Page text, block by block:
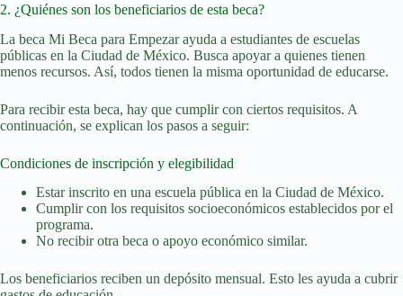
2. ¿Quiénes son los beneficiarios de esta beca?
La beca Mi Beca para Empezar ayuda a estudiantes de escuelas
públicas en la Ciudad de México. Busca apoyar a quienes tienen
menos recursos. Así, todos tienen la misma oportunidad de educarse.
Para recibir esta beca, hay que cumplir con ciertos requisitos. A
continuación, se explican los pasos a seguir:
Condiciones de inscripción y elegibilidad
Estar inscrito en una escuela pública en la Ciudad de México.
Cumplir con los requisitos socioeconómicos establecidos por el
programa.
No recibir otra beca o apoyo económico similar.
Los beneficiarios reciben un depósito mensual. Esto les ayuda a cubrir